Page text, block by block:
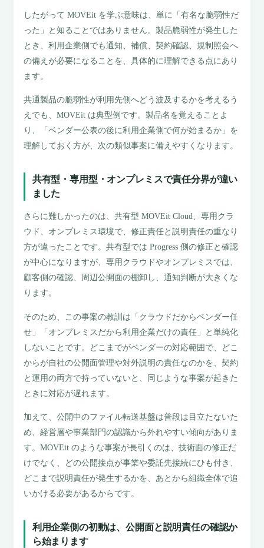
したがって MOVEit を学ぶ意味は、単に「有名な脆弱性だ
った」と知ることではありません。製品脆弱性が発生した
とき、利用企業側でも通知、補償、契約確認、規制照会へ
の備えが必要になることを、具体的に理解できる点にあり
ます。
共通製品の脆弱性が利用先側へどう波及するかを考えるう
えでも、MOVEit は典型例です。製品名を覚えることよ
り、「ベンダー公表の後に利用企業側で何が始まるか」を
理解しておく方が、次の類似事案に備えやすくなります。
共有型・専用型・オンプレミスで責任分界が違い
ました
さらに難しかったのは、共有型 MOVEit Cloud、専用クラ
ウド、オンプレミス環境で、修正責任と説明責任の重なり
方が違ったことです。共有型では Progress 側の修正と確認
が中心になりますが、専用クラウドやオンプレミスでは、
顧客側の確認、周辺公開面の棚卸し、通知判断が大きくな
ります。
そのため、この事案の教訓は「クラウドだからベンダー任
せ」「オンプレミスだから利用企業だけの責任」と単純化
しないことです。どこまでがベンダーの対応範囲で、どこ
からが自社の公開面管理や対外説明の責任なのかを、契約
と運用の両方で持っていないと、同じような事案が起きた
ときに対応が遅れます。
加えて、公開中のファイル転送基盤は普段は目立たないた
め、経営層や事業部門の認識から外れやすい傾向がありま
す。MOVEit のような事案が長引くのは、技術面の修正だ
けでなく、どの公開接点が事業や委託先接続にひも付き、
どこまで説明責任が発生するかを、あとから組織全体で追
いかける必要があるからです。
利用企業側の初動は、公開面と説明責任の確認か
ら始まります